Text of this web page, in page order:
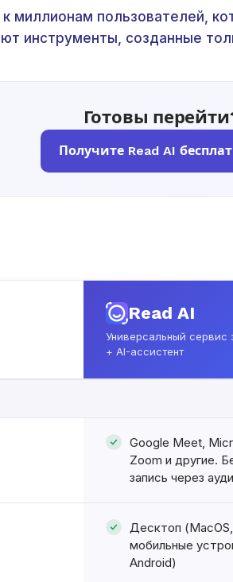
миллионам пользователей,
инструменты, созданные
Готовы
Получите Read AI
Read AI
Универсальный сервис
+ AI-ассистент
Google Meet,
Zoom и другие.
запись через
Десктоп
мобильные
Android)